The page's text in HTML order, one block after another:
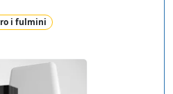
i fulmini